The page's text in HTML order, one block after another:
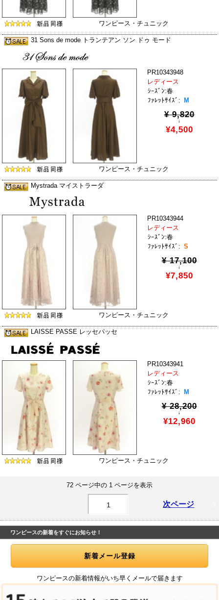
ワンピース・チュニック
31 Sons de mode トランテアン ソン ドゥ モード
PR10343948
レディース
ｼｰｽﾞﾝ:春
ﾌｧﾚｯﾄｻｲｽﾞ:
M
¥ 9,820
↓
¥4,500
ワンピース・チュニック
Mystrada マイストラーダ
PR10343944
レディース
ｼｰｽﾞﾝ:春
ﾌｧﾚｯﾄｻｲｽﾞ: S
¥ 17,100
↓
¥7,850
ワンピース・チュニック
LAISSE PASSE レッセパッセ
PR10343941
レディース
ｼｰｽﾞﾝ:春
ﾌｧﾚｯﾄｻｲｽﾞ:
M
¥ 28,200
↓
¥12,960
ワンピース・チュニック
72 ページ中の 1 ページを表示
1 次ページ
ワンピースの新着をすぐにお知らせ！
ワンピースの新着情報がいち早くメールで届きます